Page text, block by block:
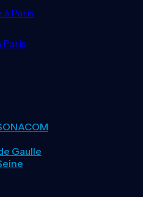
à Paris
Paris
Gaulle